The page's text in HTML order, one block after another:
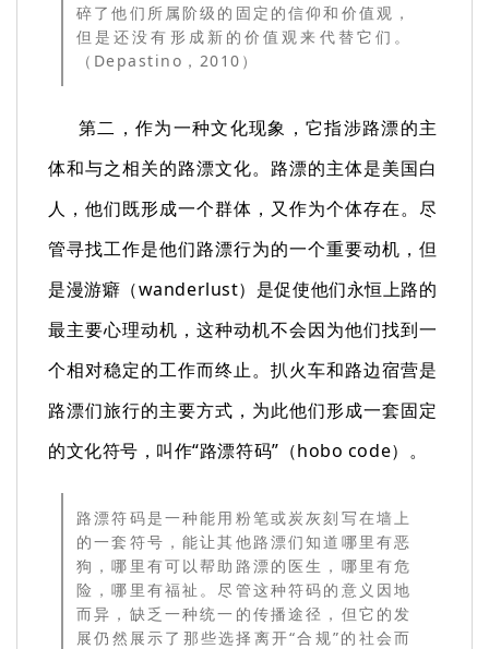
碎了他们所属阶级的固定的信仰和价值观，
但是还没有形成新的价值观来代替它们。
（Depastino，2010）
第二，作为一种文化现象，它指涉路漂的主
体和与之相关的路漂文化。路漂的主体是美国白
人，他们既形成一个群体，又作为个体存在。尽
管寻找工作是他们路漂行为的一个重要动机，但
是漫游癖（wanderlust）是促使他们永恒上路的
最主要心理动机，这种动机不会因为他们找到一
个相对稳定的工作而终止。扒火车和路边宿营是
路漂们旅行的主要方式，为此他们形成一套固定
的文化符号，叫作“路漂符码”（hobo code）。
路漂符码是一种能用粉笔或炭灰刻写在墙上
的一套符号，能让其他路漂们知道哪里有恶
狗，哪里有可以帮助路漂的医生，哪里有危
险，哪里有福祉。尽管这种符码的意义因地
而异，缺乏一种统一的传播途径，但它的发
展仍然展示了那些选择离开“合规”的社会而